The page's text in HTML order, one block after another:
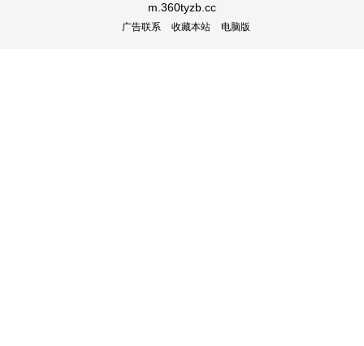
m.360tyzb.cc
广告联系 收藏本站 电脑版